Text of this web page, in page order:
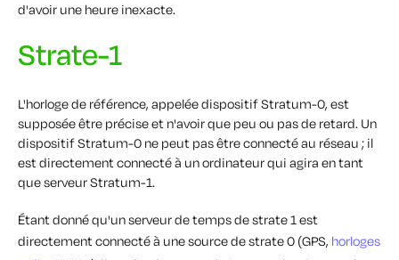
d'avoir une heure inexacte.
Strate-1
L'horloge de référence, appelée dispositif Stratum-0, est
supposée être précise et n'avoir que peu ou pas de retard. Un
dispositif Stratum-0 ne peut pas être connecté au réseau ; il
est directement connecté à un ordinateur qui agira en tant
que serveur Stratum-1.
Étant donné qu'un serveur de temps de strate 1 est
directement connecté à une source de strate 0 (GPS, horloges